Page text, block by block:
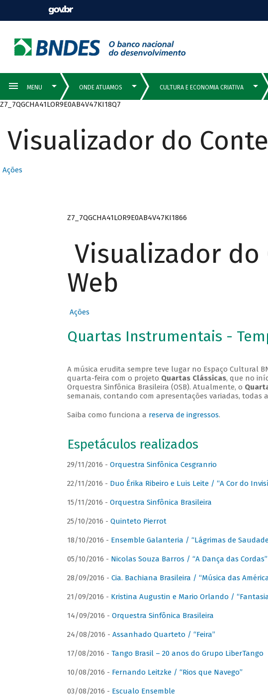
Z7_7QGCHA41LOR9E0AB4V47KI18Q7
Visualizador do
Ações
Z7_7QGCHA41LOR9E0AB4V47KI1866
Visualizador do
Web
Ações
Quartas Instrumentais -
A música erudita sempre teve lugar no Espaço Cultural
quarta-feira com o projeto Quartas Clássicas, que no
Orquestra Sinfônica Brasileira (OSB). Atualmente, o
semanais, contando com apresentações variadas, todas
Saiba como funciona a reserva de ingressos.
Espetáculos realizados
29/11/2016 - Orquestra Sinfônica Cesgranrio
22/11/2016 - Duo Érika Ribeiro e Luis Leite / “A Cor do
15/11/2016 - Orquestra Sinfônica Brasileira
25/10/2016 - Quinteto Pierrot
18/10/2016 - Ensemble Galanteria / “Lágrimas de
05/10/2016 - Nicolas Souza Barros / “A Dança das Cordas”
28/09/2016 - Cia. Bachiana Brasileira / “Música das
21/09/2016 - Kristina Augustin e Mario Orlando /
14/09/2016 - Orquestra Sinfônica Brasileira
24/08/2016 - Assanhado Quarteto / “Feira”
17/08/2016 - Tango Brasil – 20 anos do Grupo LiberTango
10/08/2016 - Fernando Leitzke / “Rios que Navego”
03/08/2016 - Escualo Ensemble